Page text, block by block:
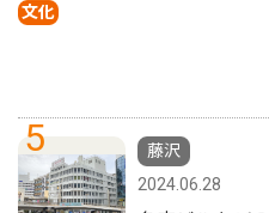
文化
5
藤沢
2024.06.28